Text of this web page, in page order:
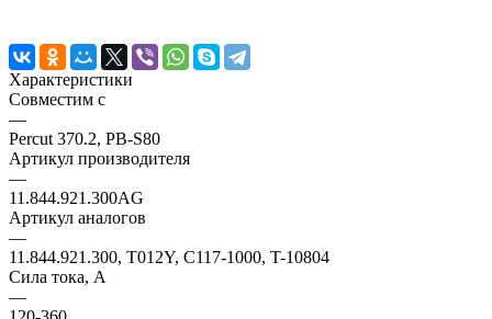
Характеристики
Совместим с
—
Percut 370.2, PB-S80
Артикул производителя
—
11.844.921.300AG
Артикул аналогов
—
11.844.921.300, T012Y, C117-1000, T-10804
Сила тока, А
—